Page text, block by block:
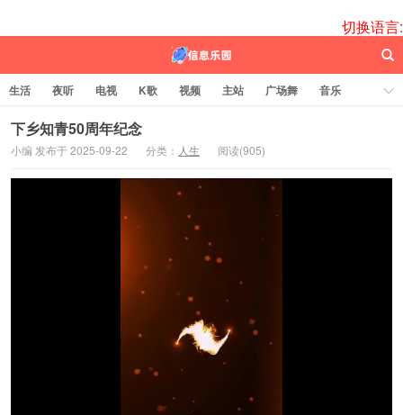
切换语言:
百信之源
生活 夜听 电视 K歌 视频 主站 广场舞
音乐
歌曲
电台 图片 热舞
下乡知青50周年纪念
小编 发布于 2025-09-22 分类： 人生 阅读(905)